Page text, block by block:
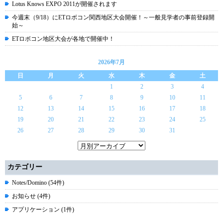
Lotus Knows EXPO 2011が開催されます
今週末（9/18）にETロボコン関西地区大会開催！～一般見学者の事前登録開
始～
ETロボコン地区大会が各地で開催中！
2026年7月
日
月 火 水 木 金
土
1
2 3
4
5
6 7 8 9 10
11
12
13 14 15 16 17
18
19
20 21 22 23 24
25
26
27 28 29 30 31
カテゴリー
Notes/Domino (54件)
お知らせ (4件)
アプリケーション (1件)